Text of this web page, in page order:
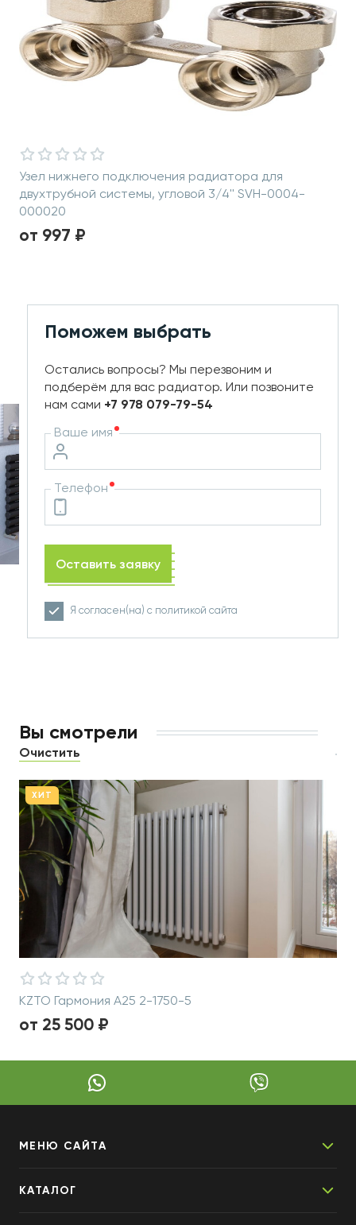
Узел нижнего подключения радиатора для
двухтрубной системы, угловой 3/4'' SVH-0004-
000020
от 997 ₽
Поможем выбрать
Остались вопросы? Мы перезвоним и
подберём для вас радиатор. Или позвоните
нам сами +7 978 079-79-54
Ваше имя
Телефон
Оставить заявку
Я согласен(на) с политикой сайта
Вы смотрели
Очистить
ХИТ
KZTO Гармония А25 2-1750-5
от 25 500 ₽
МЕНЮ САЙТА
КАТАЛОГ